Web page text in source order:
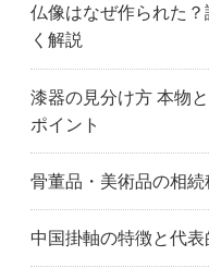
仏像はなぜ作られた
く解説
漆器の見分け方 本物
ポイント
骨董品・美術品の相続
中国掛軸の特徴と代表